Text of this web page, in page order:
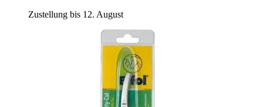
Zustellung bis 12. August